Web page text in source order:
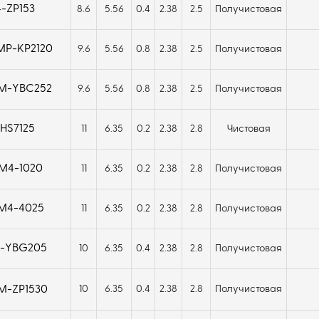
8.6 5.56 0.4 2.38 2.5 Получистовая
KP2120 9.6 5.56 0.8 2.38 2.5 Получистовая
YBC252 9.6 5.56 0.8 2.38 2.5 Получистовая
6.35 0.2 2.38 2.8 Чистовая
1020 6.35 0.2 2.38 2.8 Получистовая
4025 6.35 0.2 2.38 2.8 Получистовая
YBG205 10 6.35 0.4 2.38 2.8 Получистовая
ZP1530 10 6.35 0.4 2.38 2.8 Получистовая